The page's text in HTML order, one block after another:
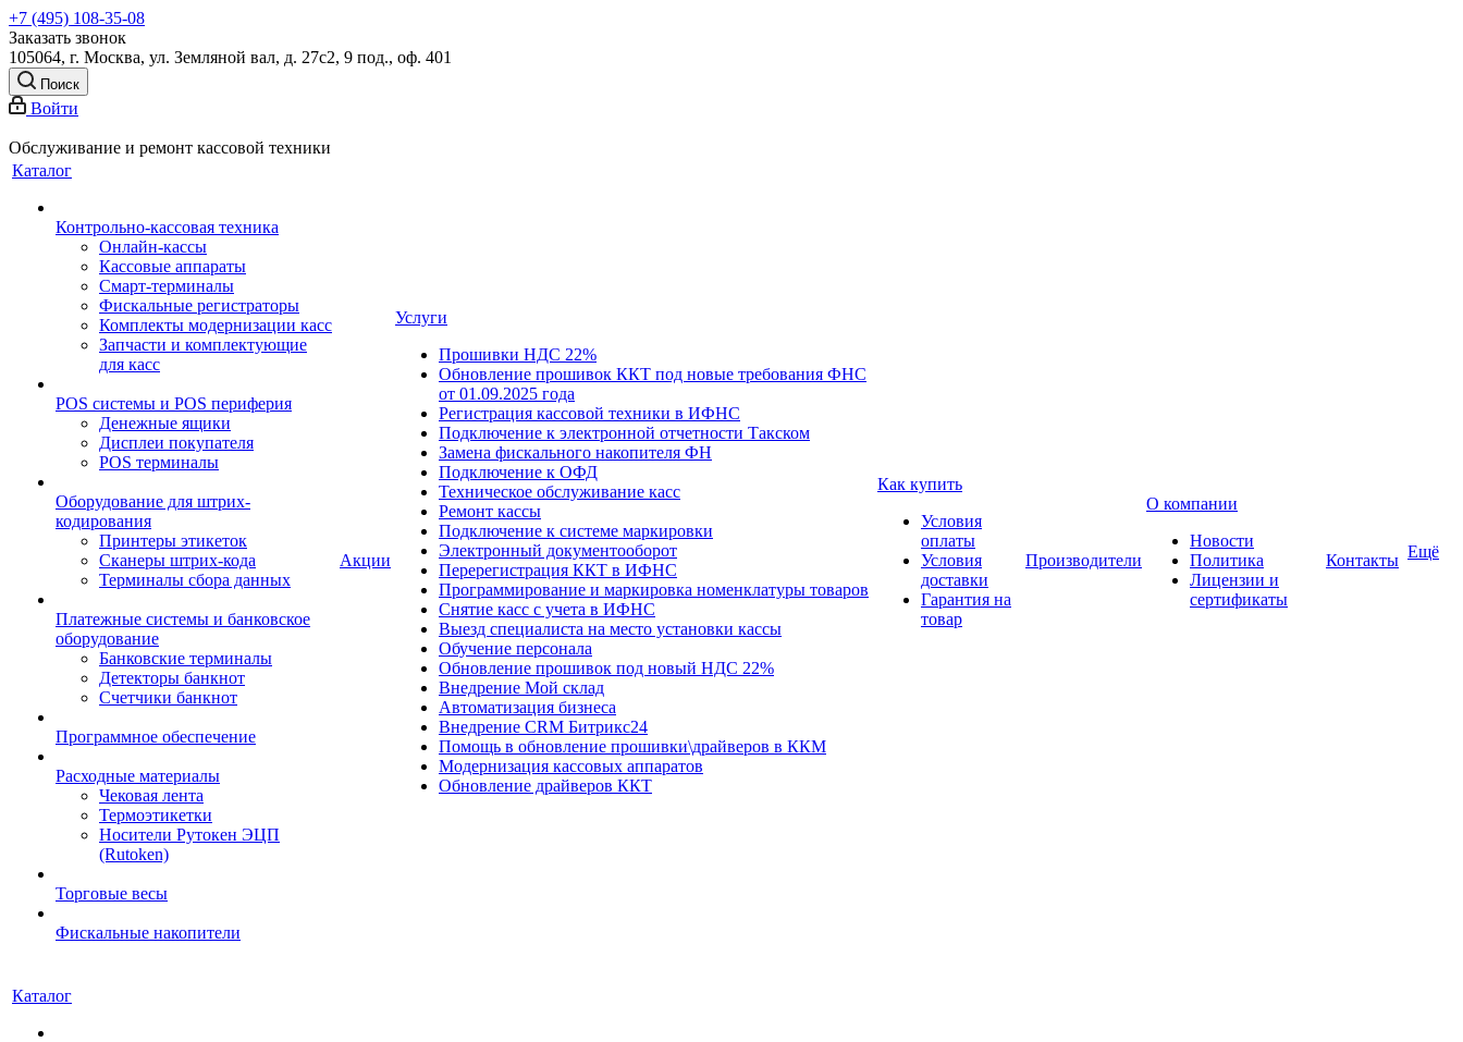
+7 (495) 108-35-08
Заказать звонок
105064, г. Москва, ул. Земляной вал, д. 27с2, 9 под., оф. 401
Поиск
Войти
Обслуживание и ремонт кассовой техники
Каталог
Контрольно-кассовая техника
Онлайн-кассы
Кассовые аппараты
Смарт-терминалы
Фискальные регистраторы
Комплекты модернизации касс
Запчасти и комплектующие
для касс
POS системы и POS периферия
Денежные ящики
Дисплеи покупателя
POS терминалы
Оборудование для штрих-
кодирования
Принтеры этикеток
Сканеры штрих-кода
Терминалы сбора данных
Платежные системы и банковское
оборудование
Банковские терминалы
Детекторы банкнот
Счетчики банкнот
Программное обеспечение
Расходные материалы
Чековая лента
Термоэтикетки
Носители Рутокен ЭЦП
(Rutoken)
Торговые весы
Фискальные накопители
Акции
Услуги
Прошивки НДС 22%
Обновление прошивок ККТ под новые требования ФНС
от 01.09.2025 года
Регистрация кассовой техники в ИФНС
Подключение к электронной отчетности Такском
Замена фискального накопителя ФН
Подключение к ОФД
Техническое обслуживание касс
Ремонт кассы
Подключение к системе маркировки
Электронный документооборот
Перерегистрация ККТ в ИФНС
Программирование и маркировка номенклатуры товаров
Снятие касс с учета в ИФНС
Выезд специалиста на место установки кассы
Обучение персонала
Обновление прошивок под новый НДС 22%
Внедрение Мой склад
Автоматизация бизнеса
Внедрение CRM Битрикс24
Помощь в обновление прошивки\драйверов в ККМ
Модернизация кассовых аппаратов
Обновление драйверов ККТ
Как купить
Условия
оплаты
Условия
доставки
Гарантия на
товар
Производители
О компании
Новости
Политика
Лицензии и
сертификаты
Контакты Ещё
Каталог